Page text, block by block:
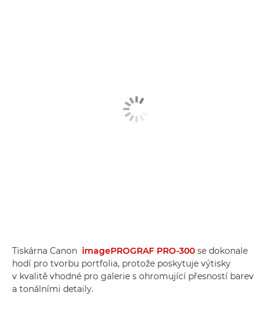
Tiskárna Canon imagePROGRAF PRO-300 se dokonale
hodí pro tvorbu portfolia, protože poskytuje výtisky
v kvalitě vhodné pro galerie s ohromující přesností barev
a tonálními detaily.